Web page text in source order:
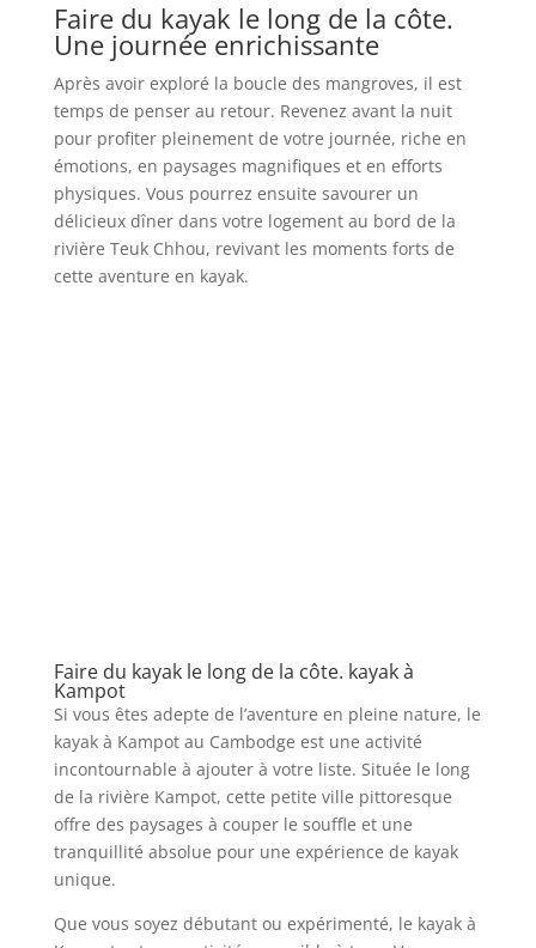
Faire du kayak le long de la côte.
Une journée enrichissante
Après avoir exploré la boucle des mangroves, il est
temps de penser au retour. Revenez avant la nuit
pour profiter pleinement de votre journée, riche en
émotions, en paysages magnifiques et en efforts
physiques. Vous pourrez ensuite savourer un
délicieux dîner dans votre logement au bord de la
rivière Teuk Chhou, revivant les moments forts de
cette aventure en kayak.
Faire du kayak le long de la côte. kayak à
Kampot
Si vous êtes adepte de l’aventure en pleine nature, le
kayak à Kampot au Cambodge est une activité
incontournable à ajouter à votre liste. Située le long
de la rivière Kampot, cette petite ville pittoresque
offre des paysages à couper le souffle et une
tranquillité absolue pour une expérience de kayak
unique.
Que vous soyez débutant ou expérimenté, le kayak à